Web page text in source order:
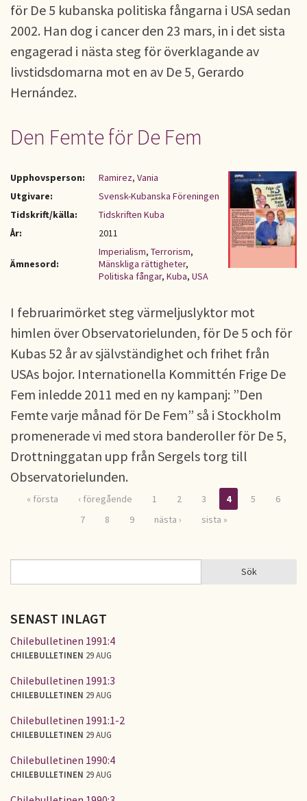
för De 5 kubanska politiska fångarna i USA sedan
2002. Han dog i cancer den 23 mars, in i det sista
engagerad i nästa steg för överklagande av
livstidsdomarna mot en av De 5, Gerardo
Hernández.
Den Femte för De Fem
Upphovsperson:
Ramirez, Vania
Utgivare:
Svensk-Kubanska Föreningen
Tidskrift/källa:
Tidskriften Kuba
År:
2011
Ämnesord:
Imperialism, Terrorism,
Mänskliga rättigheter,
Politiska fångar, Kuba, USA
I februarimörket steg värmeljuslyktor mot
himlen över Observatorielunden, för De 5 och för
Kubas 52 år av självständighet och frihet från
USAs bojor. Internationella Kommittén Frige De
Fem inledde 2011 med en ny kampanj: ”Den
Femte varje månad för De Fem” så i Stockholm
promenerade vi med stora banderoller för De 5,
Drottninggatan upp från Sergels torg till
Observatorielunden.
Sidor
« första ‹ föregående 1 2 3 4 5
6
7
8 9 nästa › sista »
SÖKFORMULÄR Sök
SENAST INLAGT
Chilebulletinen 1991:4
CHILEBULLETINEN 29 AUG
Chilebulletinen 1991:3
CHILEBULLETINEN 29 AUG
Chilebulletinen 1991:1-2
CHILEBULLETINEN 29 AUG
Chilebulletinen 1990:4
CHILEBULLETINEN 29 AUG